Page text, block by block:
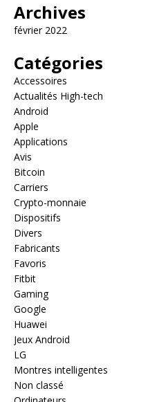
Archives
février 2022
Catégories
Accessoires
Actualités High-tech
Android
Apple
Applications
Avis
Bitcoin
Carriers
Crypto-monnaie
Dispositifs
Divers
Fabricants
Favoris
Fitbit
Gaming
Google
Huawei
Jeux Android
LG
Montres intelligentes
Non classé